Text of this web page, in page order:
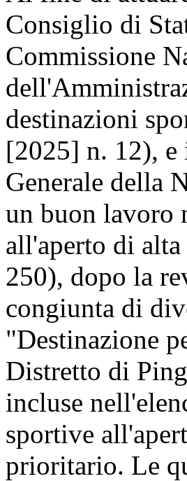
Consiglio di
Commissione
destinazioni
[2025] n. 12),
Generale della
un buon lavoro
all'aperto di
250), dopo la
congiunta di
"Destinazione
Distretto di
incluse
sportive
prioritario. Le